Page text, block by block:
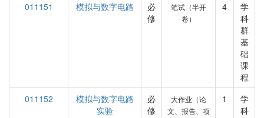
011151
模拟与数字电路
必
修
笔试（半开
卷）
4
学
科
群
基
础
课
程
011152
模拟与数字电路
实验
必
修
大作业（论
文、报告、项
1
学
科